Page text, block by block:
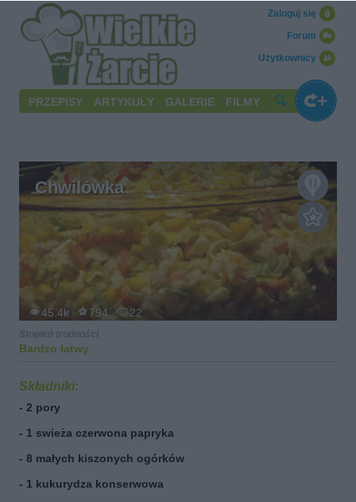
Użytkownicy
Forum
Zaloguj się
PRZEPISY ARTYKUŁY GALERIE FILMY
Chwilówka
45.4k 794 22
Bardzo łatwy
Składniki:
- 2 pory
- 1 swieża czerwona papryka
- 8 małych kiszonych ogórków
- 1 kukurydza konserwowa